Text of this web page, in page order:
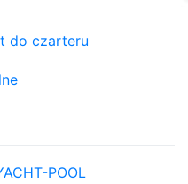
do czarteru
POOL